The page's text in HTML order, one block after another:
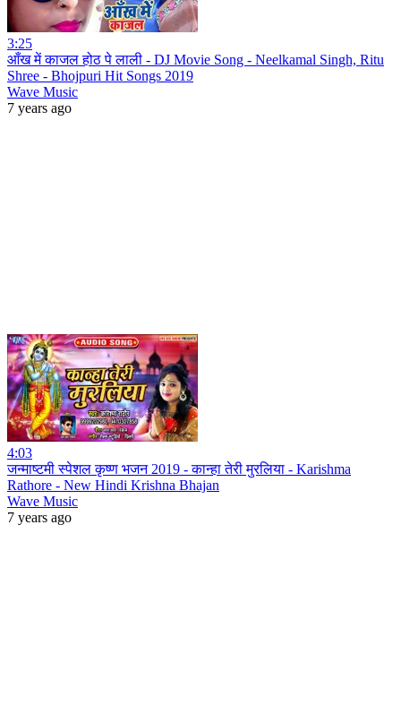
3:25
आँख में काजल होठ पे लाली - DJ Movie Song - Neelkamal Singh, Ritu
Shree - Bhojpuri Hit Songs 2019
Wave Music
7 years ago
4:03
जन्माष्टमी स्पेशल कृष्ण भजन 2019 - कान्हा तेरी मुरलिया - Karishma
Rathore - New Hindi Krishna Bhajan
Wave Music
7 years ago